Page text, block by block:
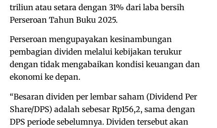
triliun atau setara dengan 31% dari laba bersih
Perseroan Tahun Buku 2025.
Perseroan mengupayakan kesinambungan
pembagian dividen melalui kebijakan terukur
dengan tidak mengabaikan kondisi keuangan dan
ekonomi ke depan.
“Besaran dividen per lembar saham (Dividend Per
Share/DPS) adalah sebesar Rp156,2, sama dengan
DPS periode sebelumnya. Dividen tersebut akan